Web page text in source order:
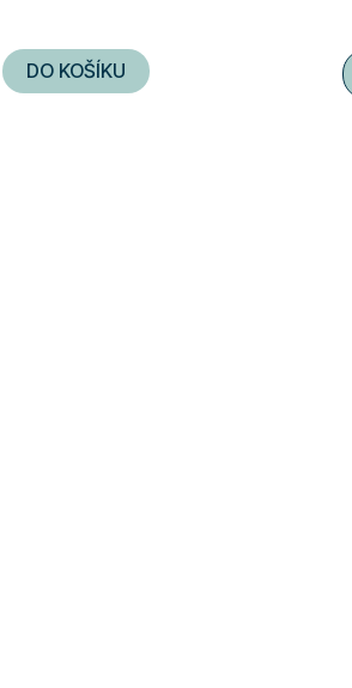
DO KOŠÍKU